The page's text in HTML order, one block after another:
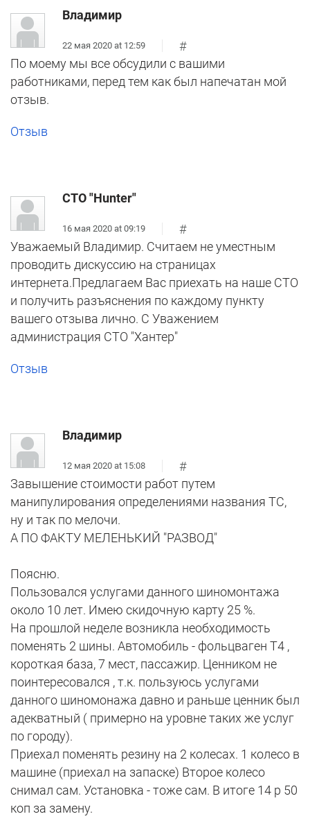
Владимир
22 мая 2020 at 12:59
#
По моему мы все обсудили с вашими
работниками, перед тем как был напечатан мой
отзыв.
Отзыв
СТО "Hunter"
16 мая 2020 at 09:19
#
Уважаемый Владимир. Считаем не уместным
проводить дискуссию на страницах
интернета.Предлагаем Вас приехать на наше СТО
и получить разъяснения по каждому пункту
вашего отзыва лично. С Уважением
администрация СТО "Хантер"
Отзыв
Владимир
12 мая 2020 at 15:08
#
Завышение стоимости работ путем
манипулирования определениями названия ТС,
ну и так по мелочи.
А ПО ФАКТУ МЕЛЕНЬКИЙ "РАЗВОД"
Поясню.
Пользовался услугами данного шиномонтажа
около 10 лет. Имею скидочную карту 25 %.
На прошлой неделе возникла необходимость
поменять 2 шины. Автомобиль - фольцваген Т4 ,
короткая база, 7 мест, пассажир. Ценником не
поинтересовался , т.к. пользуюсь услугами
данного шиномонажа давно и раньше ценник был
адекватный ( примерно на уровне таких же услуг
по городу).
Приехал поменять резину на 2 колесах. 1 колесо в
машине (приехал на запаске) Второе колесо
снимал сам. Установка - тоже сам. В итоге 14 р 50
коп за замену.